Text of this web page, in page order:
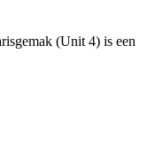
(Unit 4) is een